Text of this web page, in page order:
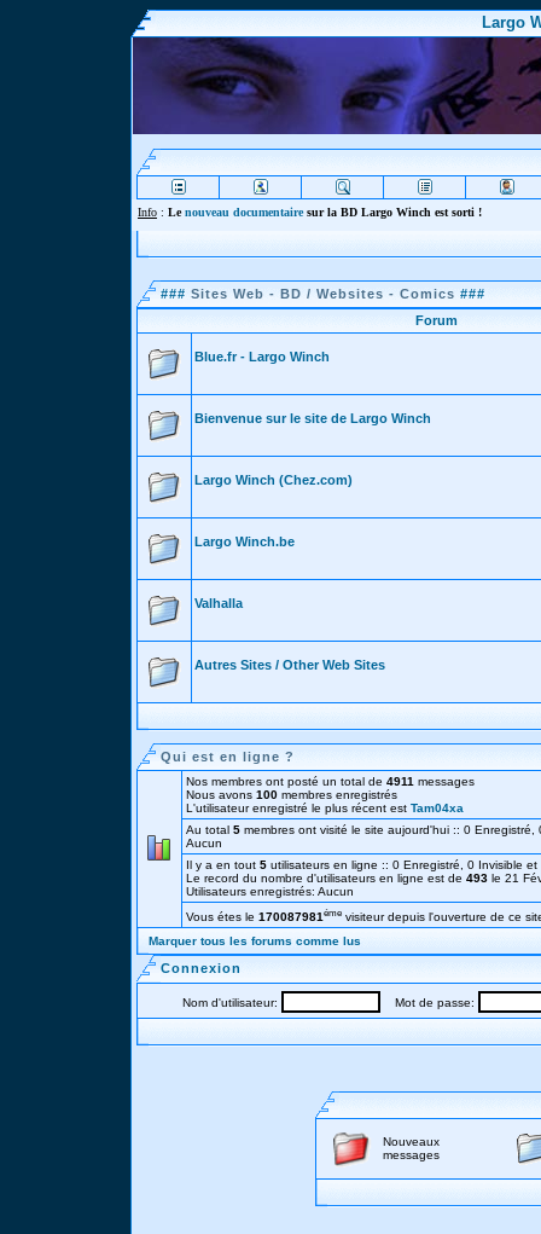
Largo
Info : Lenouveau documentairesur la BD Largo Winch est sorti !
### Sites Web - BD / Websites - Comics ###
Forum
Blue.fr - Largo Winch
Bienvenue sur le site de Largo Winch
Largo Winch (Chez.com)
Largo Winch.be
Valhalla
Autres Sites / Other Web Sites
Qui est en ligne ?
Nos membres ont posté un total de 4911 messages
Nous avons 100 membres enregistrés
L'utilisateur enregistré le plus récent est Tam04xa
Au total 5 membres ont visité le site aujourd'hui :: 0 Enregistré,
Aucun
Il y a en tout 5 utilisateurs en ligne :: 0 Enregistré, 0 Invisible
Le record du nombre d'utilisateurs en ligne est de 493 le 21
Utilisateurs enregistrés: Aucun
Vous étes le 170087981éme visiteur depuis l'ouverture de ce
Marquer tous les forums comme lus
Connexion
Nom d'utilisateur: Mot de passe:
Nouveaux
messages